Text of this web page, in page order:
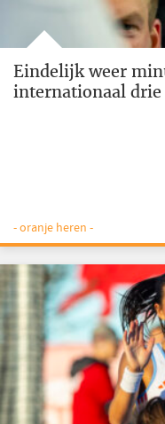
Eindelijk weer
internationaal drie
- oranje heren -